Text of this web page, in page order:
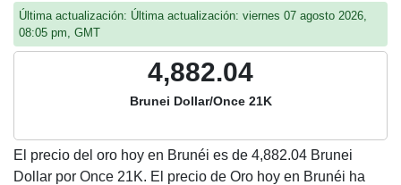
Última actualización: Última actualización: viernes 07 agosto 2026,
08:05 pm, GMT
4,882.04
Brunei Dollar/Once 21K
El precio del oro hoy en Brunéi es de 4,882.04 Brunei
Dollar por Once 21K. El precio de Oro hoy en Brunéi ha